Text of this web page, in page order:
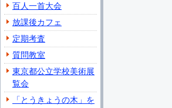
百人一首大会
放課後カフェ
定期考査
質問教室
東京都公立学校美術展
覧会
「とうきょうの木」を